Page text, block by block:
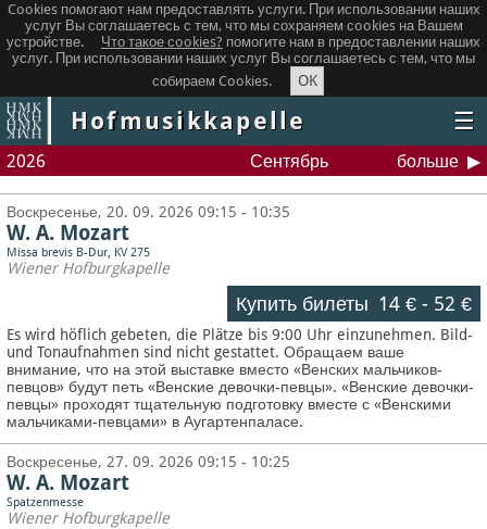
Cookies помогают нам предоставлять услуги. При использовании наших
услуг Вы соглашаетесь с тем, что мы сохраняем сookies на Вашем
устройстве.
Что такое сookies? помогите нам в предоставлении наших
услуг. При использовании наших услуг Вы соглашаетесь с тем, что мы
собираем Cookies.
OK
Hofmusikkapelle ☰
2026 Сентябрь больше
Воскресенье, 20. 09. 2026 09:15 - 10:35
W. A. Mozart
Missa brevis B-Dur, KV 275
Wiener Hofburgkapelle
Купить билеты 14 €- 52 €
Es wird höflich gebeten, die Plätze bis 9:00 Uhr einzunehmen. Bild-
und Tonaufnahmen sind nicht gestattet.Обращаем ваше
внимание, что на этой выставке вместо «Венских мальчиков-
певцов» будут петь «Венские девочки-певцы». «Венские девочки-
певцы» проходят тщательную подготовку вместе с «Венскими
мальчиками-певцами» в Аугартенпаласе.
Воскресенье, 27. 09. 2026 09:15 - 10:25
W. A. Mozart
Spatzenmesse
Wiener Hofburgkapelle